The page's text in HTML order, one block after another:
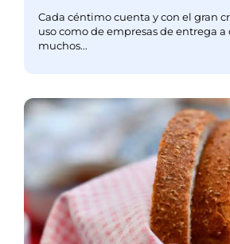
Cada céntimo cuenta y con el gran
uso como de empresas de entrega
muchos...